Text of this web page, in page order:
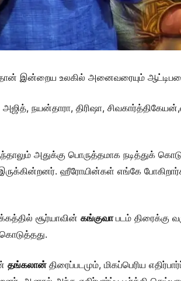
தான் இன்றைய உலகில் அனைவரையும்
அஜித், நயன்தாரா, திரிஷா,
அதுக்கு பொருத்தமாக நடித்துக்
ஹீரோயின்கள் எங்கே
சூர்யாவின் கங்குவாபடம் திரைக்கு
தங்கலான் திரைப்படமும், மிகப்பெரிய